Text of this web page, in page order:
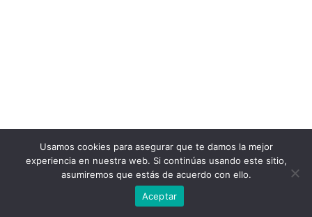
Usamos cookies para asegurar que te damos la mejor
experiencia en nuestra web. Si continúas usando este sitio,
asumiremos que estás de acuerdo con ello.
Aceptar